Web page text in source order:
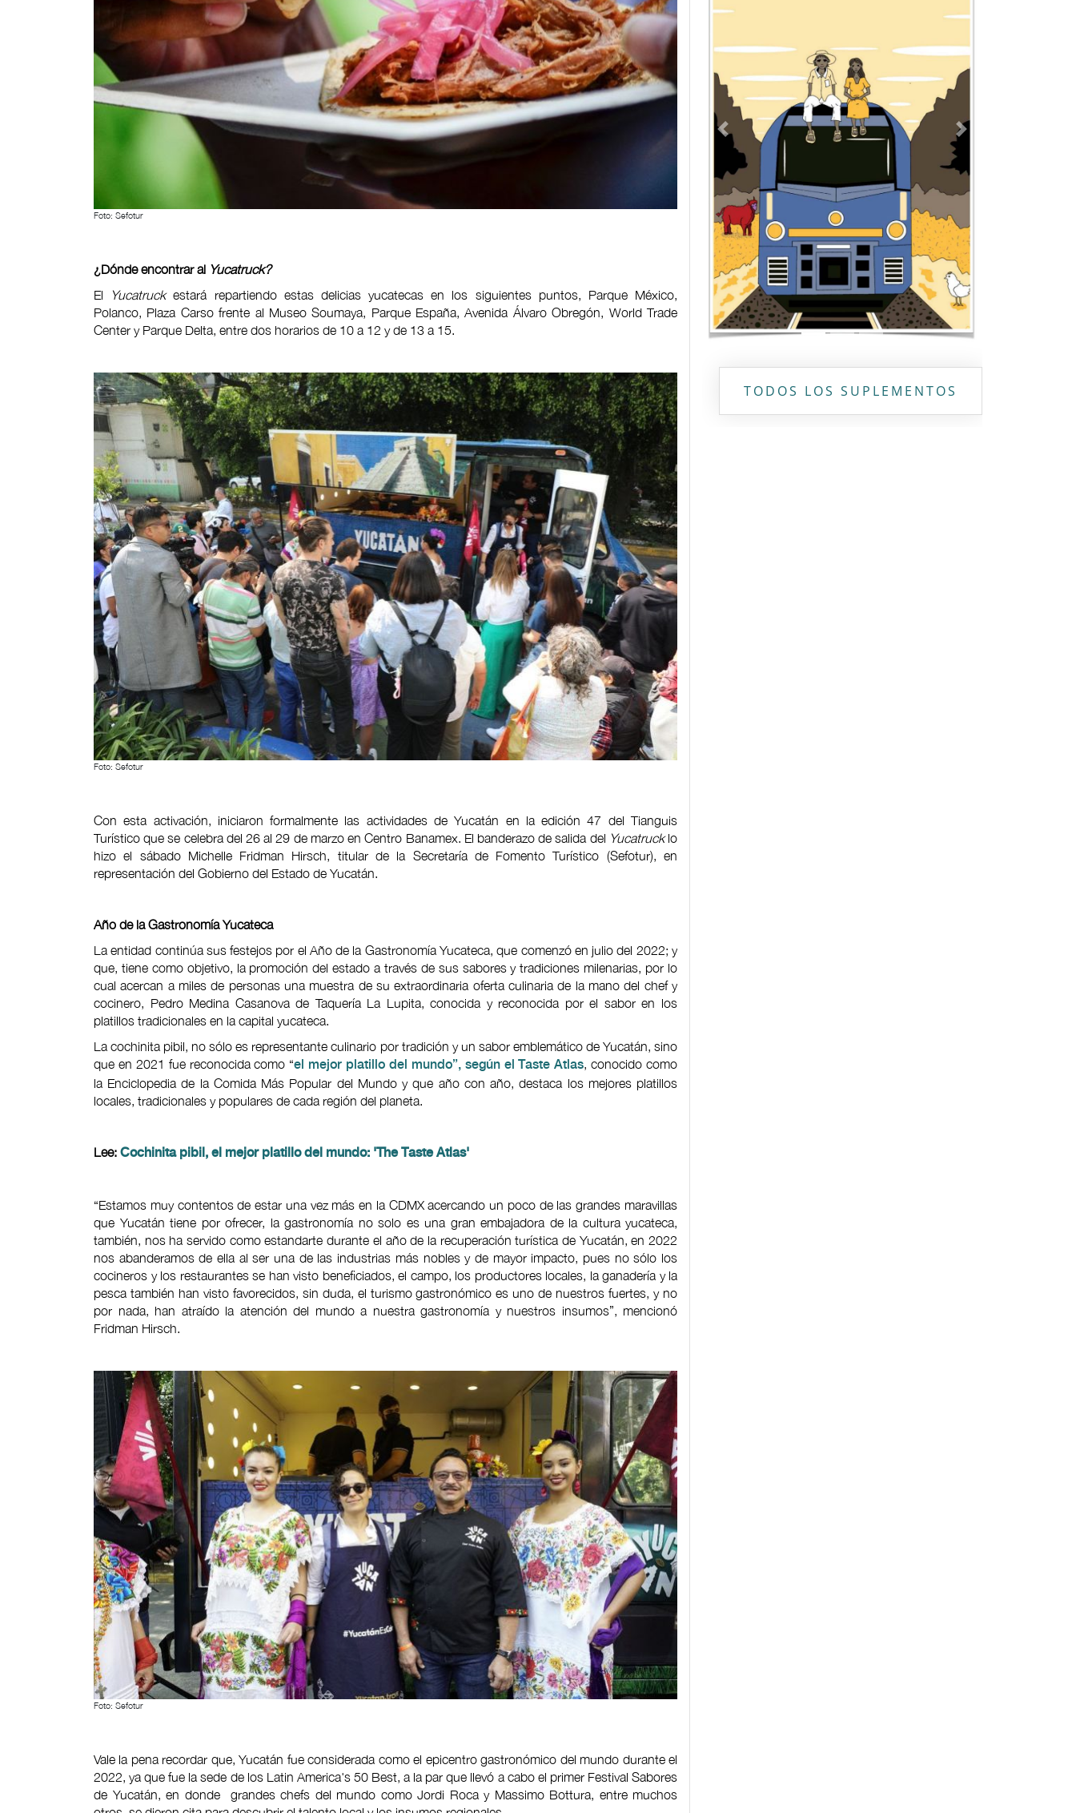
Foto: Sefotur
¿Dónde encontrar al Yucatruck?
El
Yucatruckestará repartiendo estas delicias yucatecas en los siguientes puntos, Parque México,
Polanco, Plaza Carso frente al Museo Soumaya, Parque España, Avenida Álvaro Obregón, World Trade
Center y Parque Delta, entre dos horarios de 10 a 12 y de 13 a 15.
Foto: Sefotur
Con esta activación, iniciaron formalmente las actividades de Yucatán en la edición 47 del Tianguis
Turístico que se celebra del 26 al 29 de marzo en Centro Banamex. El banderazo de salida del Yucatrucklo
hizo el sábado Michelle Fridman Hirsch, titular de la Secretaría de Fomento Turístico (Sefotur), en
representación del Gobierno del Estado de Yucatán.
Año de la Gastronomía Yucateca
La entidad continúa sus festejos por el Año de la Gastronomía Yucateca, que comenzó en julio del 2022; y
que, tiene como objetivo, la promoción del estado a través de sus sabores y tradiciones milenarias, por lo
cual acercan a miles de personas una muestra de su extraordinaria oferta culinaria de la mano del chef y
cocinero, Pedro Medina Casanova de Taquería La Lupita, conocida y reconocida por el sabor en los
platillos tradicionales en la capital yucateca.
La cochinita pibil, no sólo es representante culinario por tradición y un sabor emblemático de Yucatán, sino
que en 2021 fue reconocida como “el mejor platillo del mundo”, según el Taste Atlas, conocido como
la Enciclopedia de la Comida Más Popular del Mundo y que año con año, destaca los mejores platillos
locales, tradicionales y populares de cada región del planeta.
Lee: Cochinita pibil, el mejor platillo del mundo: 'The Taste Atlas'
“Estamos muy contentos de estar una vez más en la CDMX acercando un poco de las grandes maravillas
que Yucatán tiene por ofrecer, la gastronomía no solo es una gran embajadora de la cultura yucateca,
también, nos ha servido como estandarte durante el año de la recuperación turística de Yucatán, en 2022
nos abanderamos de ella al ser una de las industrias más nobles y de mayor impacto, pues no sólo los
cocineros y los restaurantes se han visto beneficiados, el campo, los productores locales, la ganadería y la
pesca también han visto favorecidos, sin duda, el turismo gastronómico es uno de nuestros fuertes, y no
por nada, han atraído la atención del mundo a nuestra gastronomía y nuestros insumos”, mencionó
Fridman Hirsch.
Foto: Sefotur
Vale la pena recordar que, Yucatán fue considerada como el epicentro gastronómico del mundo durante el
2022, ya que fue la sede de los Latin America's 50 Best, a la par que llevó a cabo el primer Festival Sabores
de Yucatán, en donde grandes chefs del mundo como Jordi Roca y Massimo Bottura, entre muchos